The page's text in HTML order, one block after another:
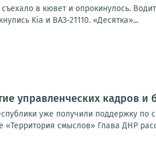
в кювет и опрокинулось.
Kia и ВАЗ-21110. «Десятка»...
управленческих кадров и
уже получили поддержку по
смыслов» Глава ДНР